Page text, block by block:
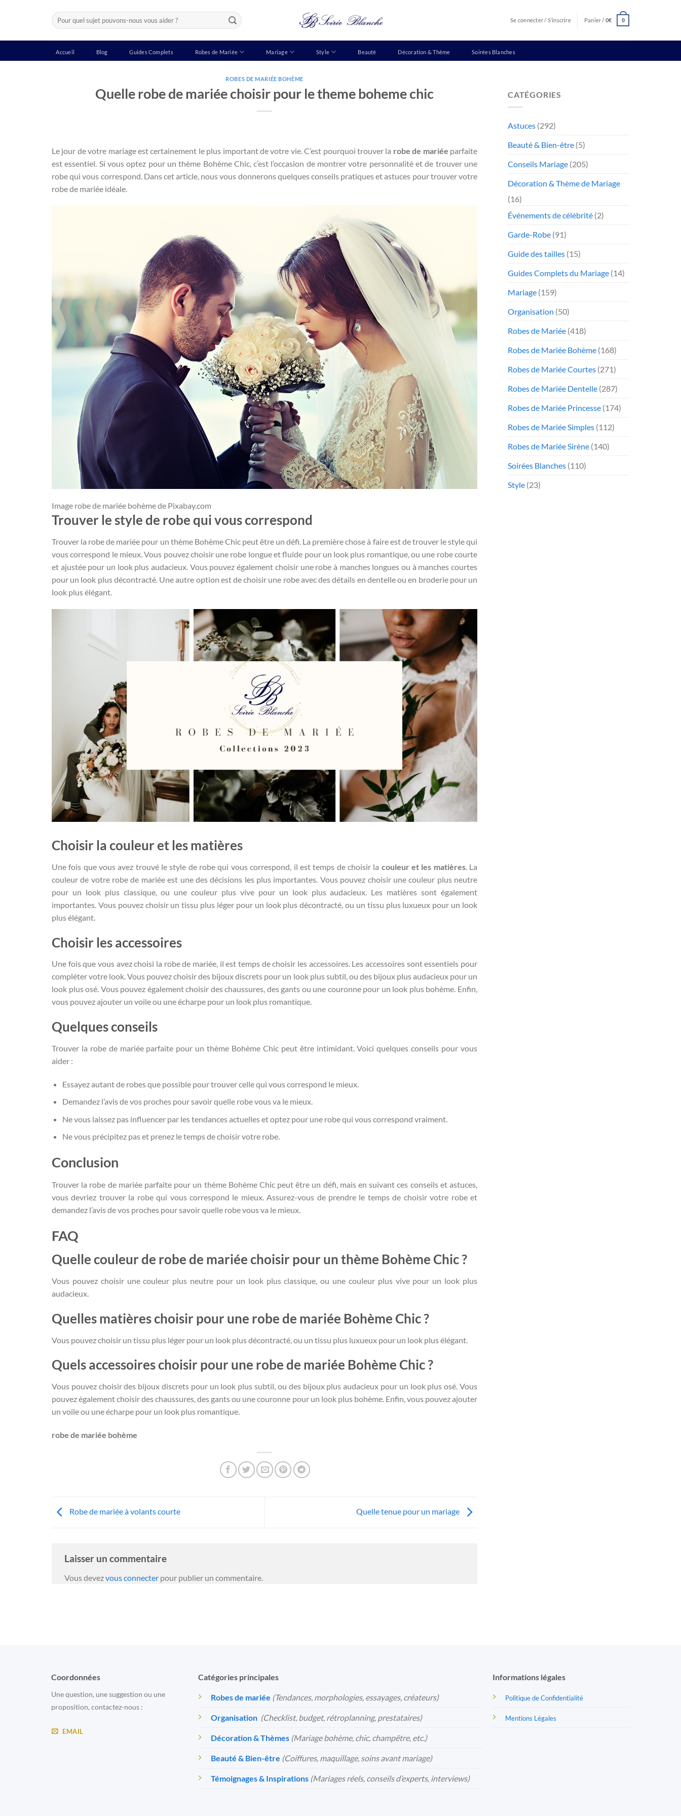
Recherche
pour :
Se connecter / S’inscrire Panier / 0€ 0
Accueil Blog Guides Complets Robes de Mariée Mariage Style Beauté Décoration & Thème Soirées Blanches
ROBES DE MARIÉE BOHÈME
Quelle robe de mariée choisir pour le theme boheme chic
Le jour de votre mariage est certainement le plus important de votre vie. C’est pourquoi trouver la robe de mariée parfaite
est essentiel. Si vous optez pour un thème Bohème Chic, c’est l’occasion de montrer votre personnalité et de trouver une
robe qui vous correspond. Dans cet article, nous vous donnerons quelques conseils pratiques et astuces pour trouver votre
robe de mariée idéale.
Image robe de mariée bohème de Pixabay.com
Trouver le style de robe qui vous correspond
Trouver la robe de mariée pour un thème Bohème Chic peut être un défi. La première chose à faire est de trouver le style qui
vous correspond le mieux. Vous pouvez choisir une robe longue et fluide pour un look plus romantique, ou une robe courte
et ajustée pour un look plus audacieux. Vous pouvez également choisir une robe à manches longues ou à manches courtes
pour un look plus décontracté. Une autre option est de choisir une robe avec des détails en dentelle ou en broderie pour un
look plus élégant.
Choisir la couleur et les matières
Une fois que vous avez trouvé le style de robe qui vous correspond, il est temps de choisir la couleur et les matières. La
couleur de votre robe de mariée est une des décisions les plus importantes. Vous pouvez choisir une couleur plus neutre
pour un look plus classique, ou une couleur plus vive pour un look plus audacieux. Les matières sont également
importantes. Vous pouvez choisir un tissu plus léger pour un look plus décontracté, ou un tissu plus luxueux pour un look
plus élégant.
Choisir les accessoires
Une fois que vous avez choisi la robe de mariée, il est temps de choisir les accessoires. Les accessoires sont essentiels pour
compléter votre look. Vous pouvez choisir des bijoux discrets pour un look plus subtil, ou des bijoux plus audacieux pour un
look plus osé. Vous pouvez également choisir des chaussures, des gants ou une couronne pour un look plus bohème. Enfin,
vous pouvez ajouter un voile ou une écharpe pour un look plus romantique.
Quelques conseils
Trouver la robe de mariée parfaite pour un thème Bohème Chic peut être intimidant. Voici quelques conseils pour vous
aider :
Essayez autant de robes que possible pour trouver celle qui vous correspond le mieux.
Demandez l’avis de vos proches pour savoir quelle robe vous va le mieux.
Ne vous laissez pas influencer par les tendances actuelles et optez pour une robe qui vous correspond vraiment.
Ne vous précipitez pas et prenez le temps de choisir votre robe.
Conclusion
Trouver la robe de mariée parfaite pour un thème Bohème Chic peut être un défi, mais en suivant ces conseils et astuces,
vous devriez trouver la robe qui vous correspond le mieux. Assurez-vous de prendre le temps de choisir votre robe et
demandez l’avis de vos proches pour savoir quelle robe vous va le mieux.
FAQ
Quelle couleur de robe de mariée choisir pour un thème Bohème Chic ?
Vous pouvez choisir une couleur plus neutre pour un look plus classique, ou une couleur plus vive pour un look plus
audacieux.
Quelles matières choisir pour une robe de mariée Bohème Chic ?
Vous pouvez choisir un tissu plus léger pour un look plus décontracté, ou un tissu plus luxueux pour un look plus élégant.
Quels accessoires choisir pour une robe de mariée Bohème Chic ?
Vous pouvez choisir des bijoux discrets pour un look plus subtil, ou des bijoux plus audacieux pour un look plus osé. Vous
pouvez également choisir des chaussures, des gants ou une couronne pour un look plus bohème. Enfin, vous pouvez ajouter
un voile ou une écharpe pour un look plus romantique.
robe de mariée bohème
Robe de mariée à volants courte Quelle tenue pour un mariage
Laisser un commentaire
Vous devezvous connecter pour publier un commentaire.
CATÉGORIES
Astuces (292)
Beauté & Bien-être (5)
Conseils Mariage (205)
Décoration & Thème de Mariage
(16)
Événements de célébrité (2)
Garde-Robe (91)
Guide des tailles (15)
Guides Complets du Mariage (14)
Mariage (159)
Organisation (50)
Robes de Mariée (418)
Robes de Mariée Bohème (168)
Robes de Mariée Courtes (271)
Robes de Mariée Dentelle (287)
Robes de Mariée Princesse (174)
Robes de Mariée Simples (112)
Robes de Mariée Sirène (140)
Soirées Blanches (110)
Style (23)
Coordonnées
Une question, une suggestion ou une
proposition, contactez-nous :
EMAIL
Catégories principales
Robes de mariée (Tendances, morphologies, essayages, créateurs)
Organisation (Checklist, budget, rétroplanning, prestataires)
Décoration & Thèmes (Mariage bohème, chic, champêtre, etc.)
Beauté & Bien-être (Coiffures, maquillage, soins avant mariage)
Témoignages & Inspirations (Mariages réels, conseils d’experts, interviews)
Informations légales
Politique de Confidentialité
Mentions Légales